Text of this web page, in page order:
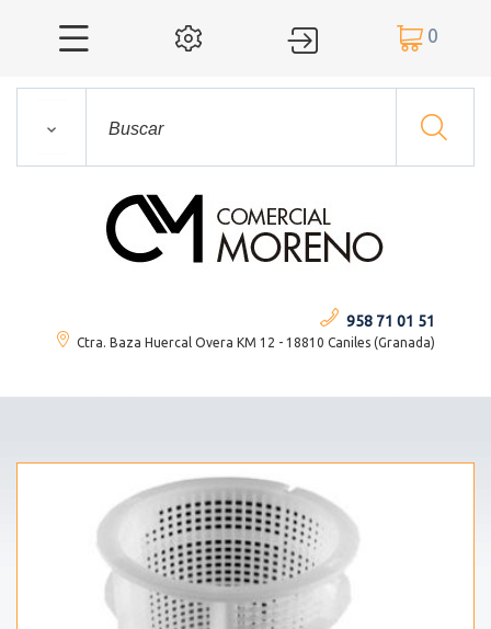
    0
958 71 01 51
Ctra. Baza Huercal Overa KM 12 - 18810 Caniles (Granada)